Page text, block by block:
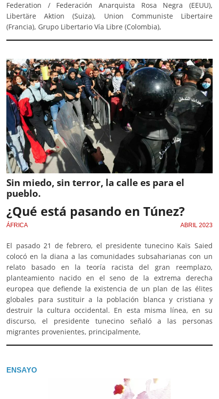
Federation / Federación Anarquista Rosa Negra (EEUU),
Libertäre Aktion (Suiza), Union Communiste Libertaire
(Francia), Grupo Libertario Vía Libre (Colombia),
Sin miedo, sin terror, la calle es para el
pueblo.
¿Qué está pasando en Túnez?
ÁFRICA ABRIL 2023
El pasado 21 de febrero, el presidente tunecino Kaïs Saied
colocó en la diana a las comunidades subsaharianas con un
relato basado en la teoría racista del gran reemplazo,
planteamiento nacido en el seno de la extrema derecha
europea que defiende la existencia de un plan de las élites
globales para sustituir a la población blanca y cristiana y
destruir la cultura occidental. En esta misma línea, en su
discurso, el presidente tunecino señaló a las personas
migrantes provenientes, principalmente,
ENSAYO